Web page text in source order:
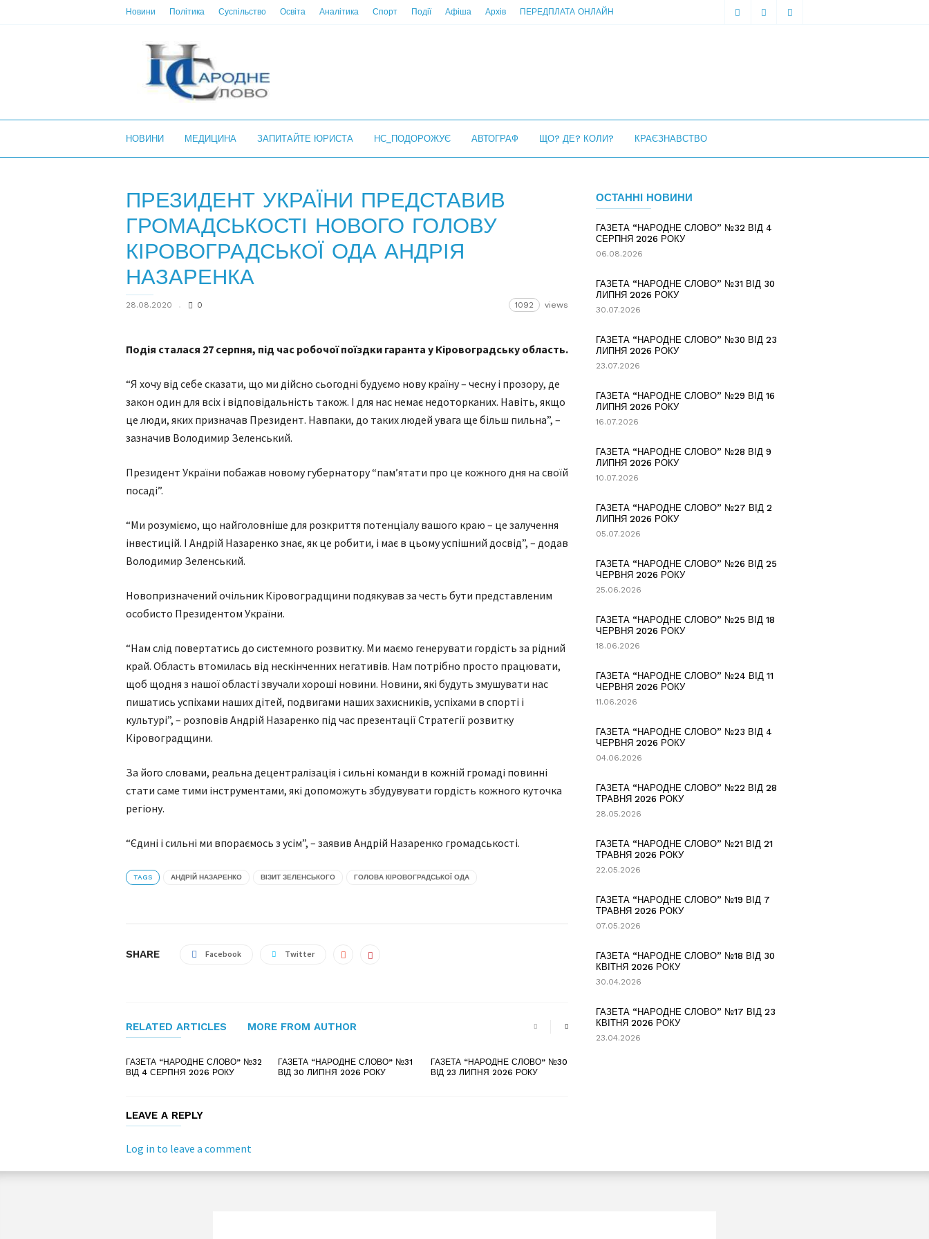
Новини Політика Суспільство Освіта Аналітика Спорт Події Афіша Архів ПЕРЕДПЛАТА ОНЛАЙН
НОВИНИ МЕДИЦИНА ЗАПИТАЙТЕ ЮРИСТА НС_ПОДОРОЖУЄ АВТОГРАФ ЩО? ДЕ? КОЛИ? КРАЄЗНАВСТВО
ПРЕЗИДЕНТ УКРАЇНИ ПРЕДСТАВИВ
ГРОМАДСЬКОСТІ НОВОГО ГОЛОВУ
КІРОВОГРАДСЬКОЇ ОДА АНДРІЯ
НАЗАРЕНКА
28.08.2020 0 1092 views
Подія сталася 27 серпня, під час робочої поїздки гаранта у Кіровоградську область.
“Я хочу від себе сказати, що ми дійсно сьогодні будуємо нову країну – чесну і прозору, де
закон один для всіх і відповідальність також. І для нас немає недоторканих. Навіть, якщо
це люди, яких призначав Президент. Навпаки, до таких людей увага ще більш пильна”, –
зазначив Володимир Зеленський.
Президент України побажав новому губернатору “пам’ятати про це кожного дня на своїй
посаді”.
“Ми розуміємо, що найголовніше для розкриття потенціалу вашого краю – це залучення
інвестицій. І Андрій Назаренко знає, як це робити, і має в цьому успішний досвід”, – додав
Володимир Зеленський.
Новопризначений очільник Кіровоградщини подякував за честь бути представленим
особисто Президентом України.
“Нам слід повертатись до системного розвитку. Ми маємо генерувати гордість за рідний
край. Область втомилась від нескінченних негативів. Нам потрібно просто працювати,
щоб щодня з нашої області звучали хороші новини. Новини, які будуть змушувати нас
пишатись успіхами наших дітей, подвигами наших захисників, успіхами в спорті і
культурі”, – розповів Андрій Назаренко під час презентації Стратегії розвитку
Кіровоградщини.
За його словами, реальна децентралізація і сильні команди в кожній громаді повинні
стати саме тими інструментами, які допоможуть збудувувати гордість кожного куточка
регіону.
“Єдині і сильні ми впораємось з усім”, – заявив Андрій Назаренко громадськості.
TAGS АНДРІЙ НАЗАРЕНКО ВІЗИТ ЗЕЛЕНСЬКОГО ГОЛОВА КІРОВОГРАДСЬКОЇ ОДА
SHARE Facebook Twitter
RELATED ARTICLES MORE FROM AUTHOR
ГАЗЕТА “НАРОДНЕ СЛОВО” №32
ВІД 4 СЕРПНЯ 2026 РОКУ
ГАЗЕТА “НАРОДНЕ СЛОВО” №31
ВІД 30 ЛИПНЯ 2026 РОКУ
ГАЗЕТА “НАРОДНЕ СЛОВО” №30
ВІД 23 ЛИПНЯ 2026 РОКУ
LEAVE A REPLY
Log in to leave a comment
ОСТАННІ НОВИНИ
ГАЗЕТА “НАРОДНЕ СЛОВО” №32 ВІД 4
СЕРПНЯ 2026 РОКУ
06.08.2026
ГАЗЕТА “НАРОДНЕ СЛОВО” №31 ВІД 30
ЛИПНЯ 2026 РОКУ
30.07.2026
ГАЗЕТА “НАРОДНЕ СЛОВО” №30 ВІД 23
ЛИПНЯ 2026 РОКУ
23.07.2026
ГАЗЕТА “НАРОДНЕ СЛОВО” №29 ВІД 16
ЛИПНЯ 2026 РОКУ
16.07.2026
ГАЗЕТА “НАРОДНЕ СЛОВО” №28 ВІД 9
ЛИПНЯ 2026 РОКУ
10.07.2026
ГАЗЕТА “НАРОДНЕ СЛОВО” №27 ВІД 2
ЛИПНЯ 2026 РОКУ
05.07.2026
ГАЗЕТА “НАРОДНЕ СЛОВО” №26 ВІД 25
ЧЕРВНЯ 2026 РОКУ
25.06.2026
ГАЗЕТА “НАРОДНЕ СЛОВО” №25 ВІД 18
ЧЕРВНЯ 2026 РОКУ
18.06.2026
ГАЗЕТА “НАРОДНЕ СЛОВО” №24 ВІД 11
ЧЕРВНЯ 2026 РОКУ
11.06.2026
ГАЗЕТА “НАРОДНЕ СЛОВО” №23 ВІД 4
ЧЕРВНЯ 2026 РОКУ
04.06.2026
ГАЗЕТА “НАРОДНЕ СЛОВО” №22 ВІД 28
ТРАВНЯ 2026 РОКУ
28.05.2026
ГАЗЕТА “НАРОДНЕ СЛОВО” №21 ВІД 21
ТРАВНЯ 2026 РОКУ
22.05.2026
ГАЗЕТА “НАРОДНЕ СЛОВО” №19 ВІД 7
ТРАВНЯ 2026 РОКУ
07.05.2026
ГАЗЕТА “НАРОДНЕ СЛОВО” №18 ВІД 30
КВІТНЯ 2026 РОКУ
30.04.2026
ГАЗЕТА “НАРОДНЕ СЛОВО” №17 ВІД 23
КВІТНЯ 2026 РОКУ
23.04.2026